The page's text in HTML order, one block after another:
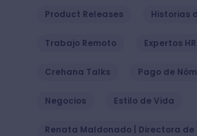
Product Releases Historias
Trabajo Remoto Expertos HR
Crehana Talks Pago de
Negocios Estilo de Vida
Renata Maldonado | Directora de